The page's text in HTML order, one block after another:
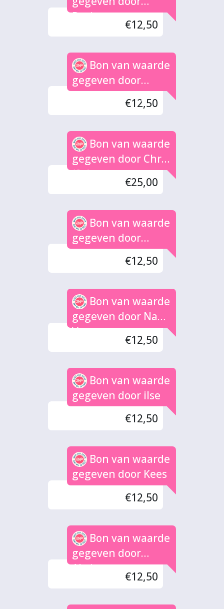
Dorina
€12,50
Bon van waarde
gegeven door
Richard Harley
€12,50
Bon van waarde
gegeven door Chris
(2x)
€25,00
Bon van waarde
gegeven door
meinou
€12,50
Bon van waarde
gegeven door Nana
Veerman
€12,50
Bon van waarde
gegeven door ilse
€12,50
Bon van waarde
gegeven door Kees
€12,50
Bon van waarde
gegeven door
Alwin
€12,50